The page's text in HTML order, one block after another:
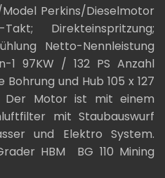
Perkins/Dieselmotor
Direkteinspritzung;
Netto-Nennleistung
1 97KW / 132 PS Anzahl
und Hub 105 x 127
Der Motor ist mit einem
mit Staubauswurf
und Elektro System.
HBM BG 110 Mining